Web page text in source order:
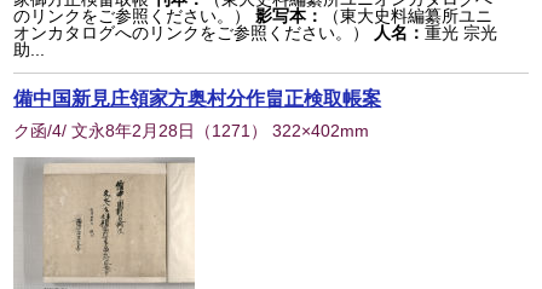
のリンクをご参照ください。）
影写本：
（東大史料編纂所ユニ
オンカタログへのリンクをご参照ください。）
人名：重光 宗光
助...
備中国新見庄領家方奥村分作畠正検取帳案
ク函/4/ 文永8年2月28日 （1271 ） 322×402mm